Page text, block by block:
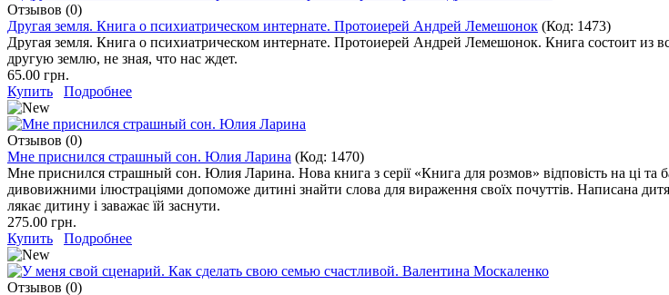
Отзывов (0)
Другая земля. Книга о психиатрическом интернате. Протоиерей Андрей Лемешонок (Код: 1473)
Другая земля. Книга о психиатрическом интернате. Протоиерей Андрей Лемешонок. Книга состоит
другую землю, не зная, что нас ждет.
65.00 грн.
Купить
Подробнее
Отзывов (0)
Мне приснился страшный сон. Юлия Ларина (Код: 1470)
Мне приснился страшный сон. Юлия Ларина. Нова книга з серії «Книга для розмов» відповість на ці та
дивовижними ілюстраціями допоможе дитині знайти слова для вираження своїх почуттів. Написана
лякає дитину і заважає їй заснути.
275.00 грн.
Купить
Подробнее
Отзывов (0)